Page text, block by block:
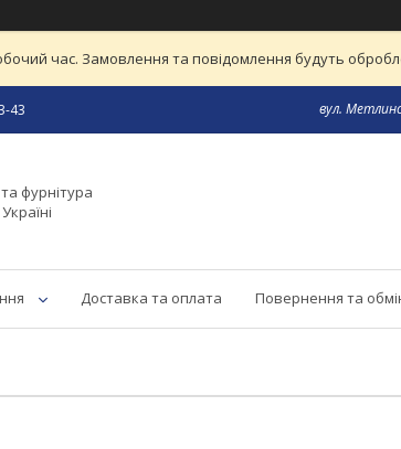
час. Замовлення та повідомлення будуть
43 вул.
фурнітура
Доставка та оплата Повернення та